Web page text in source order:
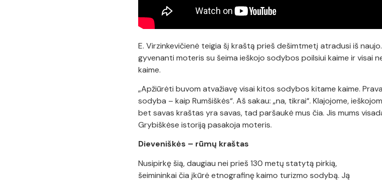
E. Virzinkevičienė teigia šį kraštą prieš dešimtmetį atradusi iš
gyvenanti moteris su šeima ieškojo sodybos poilsiui kaime ir visai
kaime.
„Apžiūrėti buvom atvažiavę visai kitos sodybos kitame kaime.
sodyba – kaip Rumšiškės“. Aš sakau: „na, tikrai“. Klajojome,
bet savas kraštas yra savas, tad paršaukė mus čia. Jis mums
Grybiškėse istoriją pasakoja moteris.
Dieveniškės – rūmų kraštas
Nusipirkę šią, daugiau nei prieš 130 metų statytą pirkią,
šeimininkai čia įkūrė etnografinę kaimo turizmo sodybą. Ją